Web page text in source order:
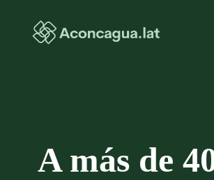
contenido
A más de